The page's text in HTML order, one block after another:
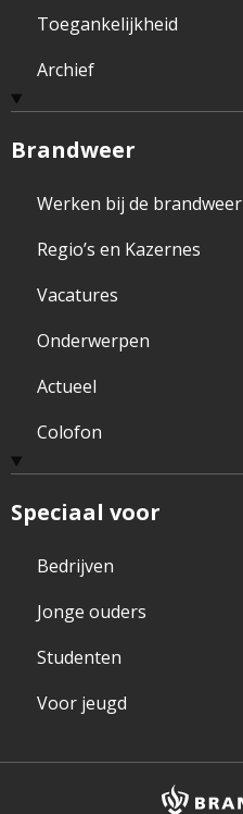
Toegankelijkheid
Archief
Brandweer
Werken bij de brandweer
Regio’s en Kazernes
Vacatures
Onderwerpen
Actueel
Colofon
Speciaal voor
Bedrijven
Jonge ouders
Studenten
Voor jeugd